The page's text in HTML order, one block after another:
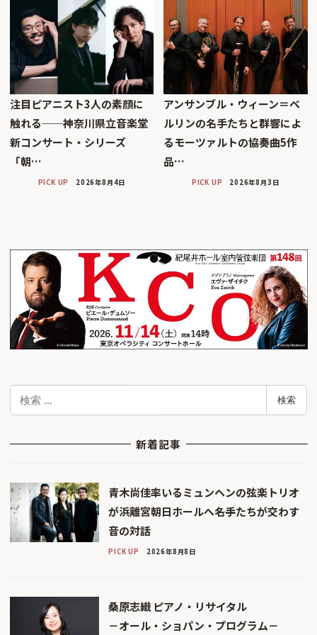
注目ピアニスト3人の素顔に
触れる──神奈川県立音楽堂
新コンサート・シリーズ
「朝…
PICK UP 2026年8月4日
アンサンブル・ウィーン＝ベ
ルリンの名手たちと群響によ
るモーツァルトの協奏曲5作
品…
PICK UP 2026年8月3日
検
検索
新着記事
青木尚佳率いるミュンヘンの弦楽トリオ
が浜離宮朝日ホールへ――名手たちが交わす
音の対話
PICK UP 2026年8月8日
桑原志織 ピアノ・リサイタル
－オール・ショパン・プログラム－